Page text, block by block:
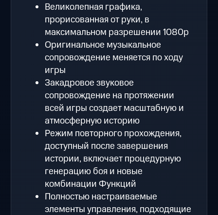
Великолепная графика,
прорисованная от руки, в
максимальном разрешении 1080p
Оригинальное музыкальное
сопровождение меняется по ходу
игры
Закадровое звуковое
сопровождение на протяжении
всей игры создает масштабную и
атмосферную историю
Режим повторного прохождения,
доступный после завершения
истории, включает процедурную
генерацию боя и новые
комбинации Функций
Полностью настраиваемые
элементы управления, подходящие